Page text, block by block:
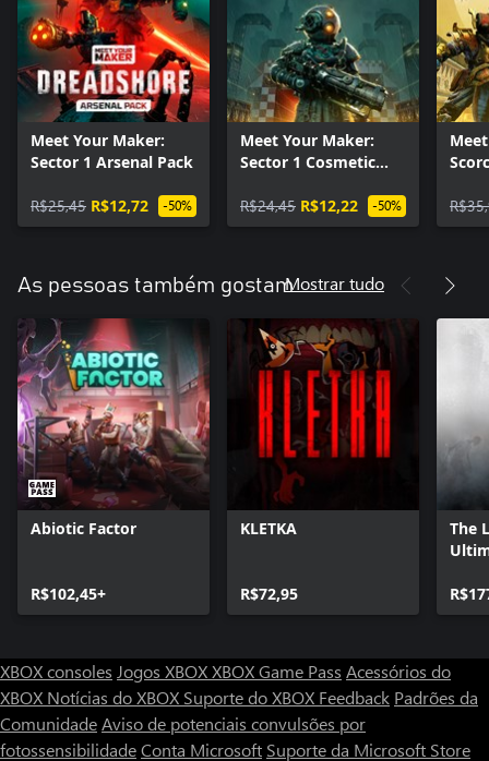
Meet Your Maker:
Sector 1 Arsenal Pack
R$25,45 R$12,72 -50%
Meet Your Maker:
Sector 1 Cosmetic
R$24,45 R$12,22 -50%
As pessoas também gostamMostrar tudo
Abiotic Factor
R$102,45+
KLETKA
R$72,95
The
XBOX consoles Jogos XBOXXBOX Game Pass Acessórios do
XBOX Notícias do XBOX Suporte do XBOX Feedback Padrões da
ComunidadeAviso de potenciais convulsões por
fotossensibilidadeConta Microsoft Suporte da Microsoft Store